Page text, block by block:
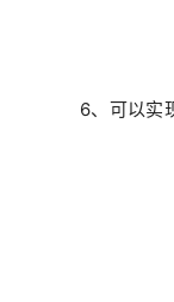
6、可以实